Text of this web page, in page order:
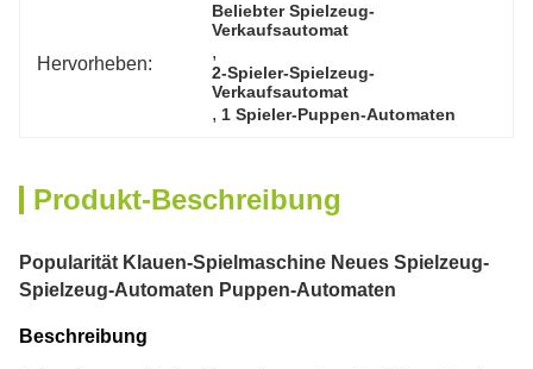
Hervorheben:
Beliebter Spielzeug-
Verkaufsautomat
,
2-Spieler-Spielzeug-
Verkaufsautomat
, 1 Spieler-Puppen-Automaten
Produkt-Beschreibung
Popularität Klauen-Spielmaschine Neues Spielzeug-
Spielzeug-Automaten Puppen-Automaten
Beschreibung